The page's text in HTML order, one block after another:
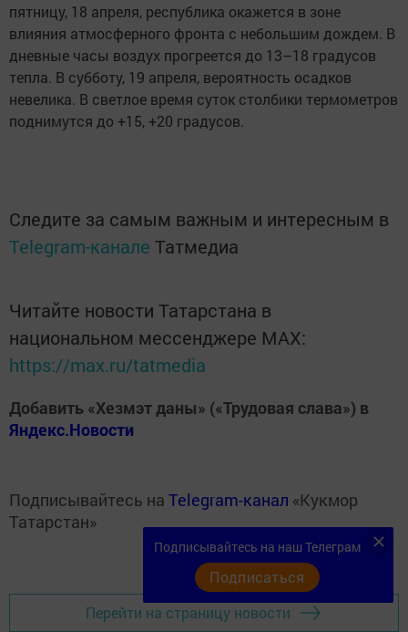
пятницу, 18 апреля, республика окажется в зоне
влияния атмосферного фронта с небольшим дождем. В
дневные часы воздух прогреется до 13–18 градусов
тепла. В субботу, 19 апреля, вероятность осадков
невелика. В светлое время суток столбики термометров
поднимутся до +15, +20 градусов.
Следите за самым важным и интересным в
Telegram-канале Татмедиа
Читайте новости Татарстана в
национальном мессенджере MАХ:
https://max.ru/tatmedia
Добавить «Хезмэт даны» («Трудовая слава») в
Яндекс.Новости
Подписывайтесь на Telegram-канал «Кукмор
Татарстан»
Перейти на страницу новости
Подписывайтесь на наш Телеграм
Подписаться